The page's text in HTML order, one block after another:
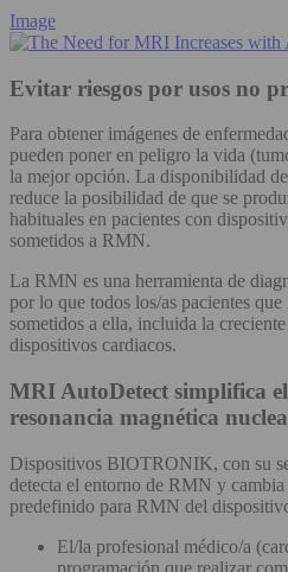
Image
Evitar riesgos por usos no
Para obtener imágenes de
pueden poner en peligro la vida
la mejor opción. La disponibilidad
reduce la posibilidad de que se
habituales en pacientes con
sometidos a RMN.
La RMN es una herramienta de
por lo que todos los/as pacientes
sometidos a ella, incluida la
dispositivos cardiacos.
MRI AutoDetect simplifica
resonancia magnética
Dispositivos BIOTRONIK, con su
detecta el entorno de RMN y
predefinido para RMN del
El/la profesional médico/a
programación que realizar